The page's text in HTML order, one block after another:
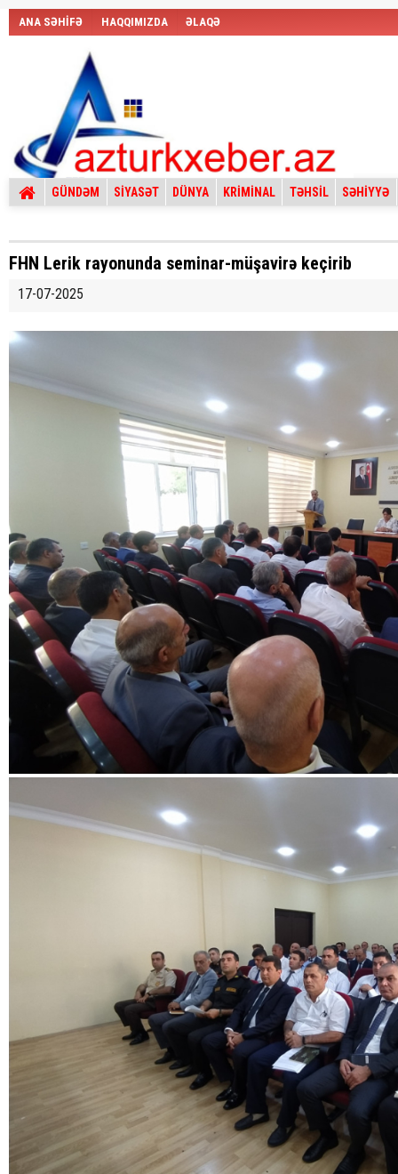
ANA SƏHİFƏ HAQQIMIZDA ƏLAQƏ
GÜNDƏM SİYASƏT DÜNYA KRİMİNAL TƏHSİL SƏHİYYƏ
FHN Lerik rayonunda seminar-müşavirə keçirib
17-07-2025